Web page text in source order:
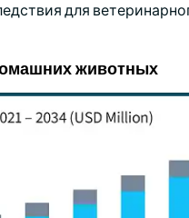
для
животных